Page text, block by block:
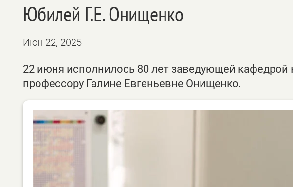
Юбилей Г.Е. Онищенко
Июн 22, 2025
22 июня исполнилось 80 лет заведующей кафедрой
профессору Галине Евгеньевне Онищенко.